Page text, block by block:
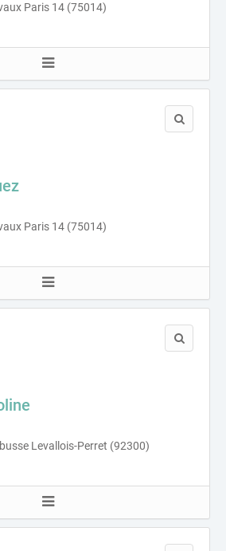
Paris 14 (75014)
Paris 14 (75014)
Levallois-Perret (92300)